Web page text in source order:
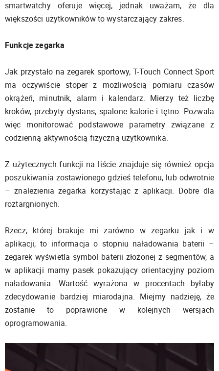
smartwatchy oferuje więcej, jednak uważam, że dla
większości użytkowników to wystarczający zakres.
Funkcje zegarka
Jak przystało na zegarek sportowy, T-Touch Connect Sport
ma oczywiście stoper z możliwością pomiaru czasów
okrążeń, minutnik, alarm i kalendarz. Mierzy też liczbę
kroków, przebyty dystans, spalone kalorie i tętno. Pozwala
więc monitorować podstawowe parametry związane z
codzienną aktywnością fizyczną użytkownika.
Z użytecznych funkcji na liście znajduje się również opcja
poszukiwania zostawionego gdzieś telefonu, lub odwrotnie
– znalezienia zegarka korzystając z aplikacji. Dobre dla
roztargnionych.
Rzecz, której brakuje mi zarówno w zegarku jak i w
aplikacji, to informacja o stopniu naładowania baterii –
zegarek wyświetla symbol baterii złożonej z segmentów, a
w aplikacji mamy pasek pokazujący orientacyjny poziom
naładowania. Wartość wyrażona w procentach byłaby
zdecydowanie bardziej miarodajna. Miejmy nadzieję, że
zostanie to poprawione w kolejnych wersjach
oprogramowania.